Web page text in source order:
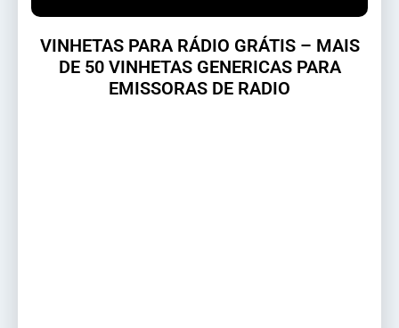
VINHETAS PARA RÁDIO GRÁTIS – MAIS
DE 50 VINHETAS GENERICAS PARA
EMISSORAS DE RADIO